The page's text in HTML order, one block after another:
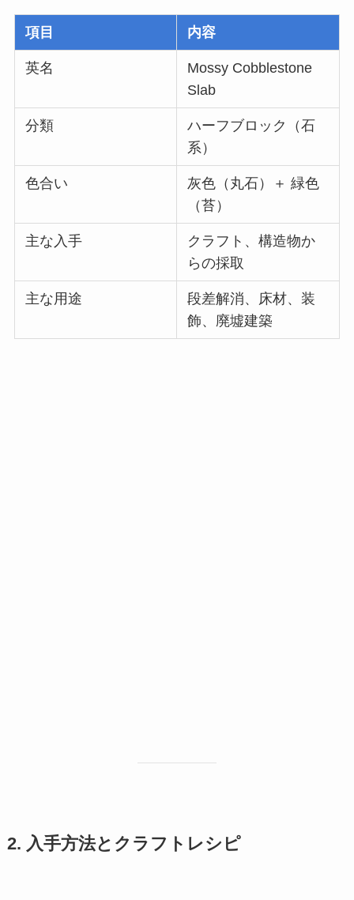
項目 内容
英名
Mossy Cobblestone
Slab
分類
ハーフブロック（石
系）
色合い
灰色（丸石）＋ 緑色
（苔）
主な入手
クラフト、構造物か
らの採取
主な用途
段差解消、床材、装
飾、廃墟建築
2. 入手方法とクラフトレシピ